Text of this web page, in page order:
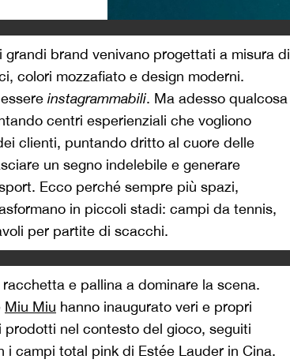
brand venivano progettati a misura di
colori mozzafiato e design moderni.
instagrammabili. Ma adesso qualcosa
centri esperienziali che vogliono
clienti, puntando dritto al cuore delle
un segno indelebile e generare
Ecco perché sempre più spazi,
in piccoli stadi: campi da tennis,
per partite di scacchi.
e pallina a dominare la scena.
Miu Miu hanno inaugurato veri e propri
nel contesto del gioco, seguiti
i campi total pink di Estée Lauder in Cina.